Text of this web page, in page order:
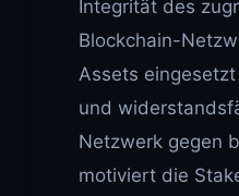
Integrität des
Blockchain-
Assets
und
Netzwerk gegen
motiviert die